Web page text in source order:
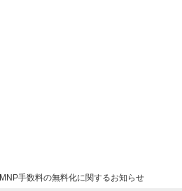
MNP手数料の無料化に関するお知らせ